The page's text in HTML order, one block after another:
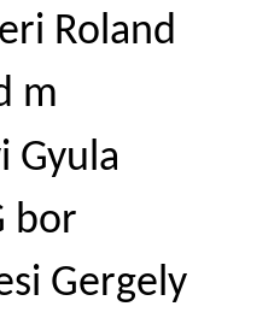
µd m
G